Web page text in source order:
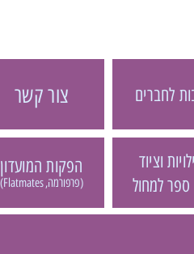
צור קשר לחברים
הפקות המועדון
(פרפורמה, Flatmates)
וציוד
ספר למחול